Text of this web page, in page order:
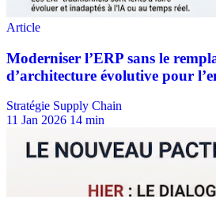
Stratégie Supply Chain
11 Jan 2026 14 min